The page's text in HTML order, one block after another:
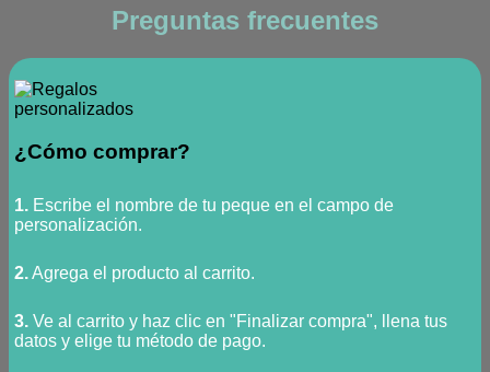
Preguntas frecuentes
¿Cómo comprar?
1. Escribe el nombre de tu peque en el campo de
personalización.
2.Agrega el producto al carrito.
3. Ve al carrito y haz clic en "Finalizar compra", llena tus
datos y elige tu método de pago.